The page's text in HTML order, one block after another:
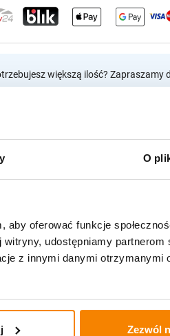
O
oferować funkcje
udostępniamy partnerom
z innymi danymi otrzymanymi
Zezwól
większą ilość? Zapraszamy